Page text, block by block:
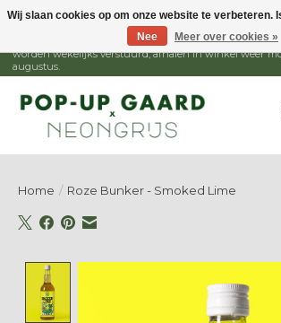
1 - 15 augustus is de winkel gesloten, webshop blijft
worden wekelijks verstuurd, afhalen in winkel weer
augustus.
Home / Roze Bunker - Smoked Lime
Wij slaan cookies op om onze website te verbeteren.
Nee
Meer over cookies »